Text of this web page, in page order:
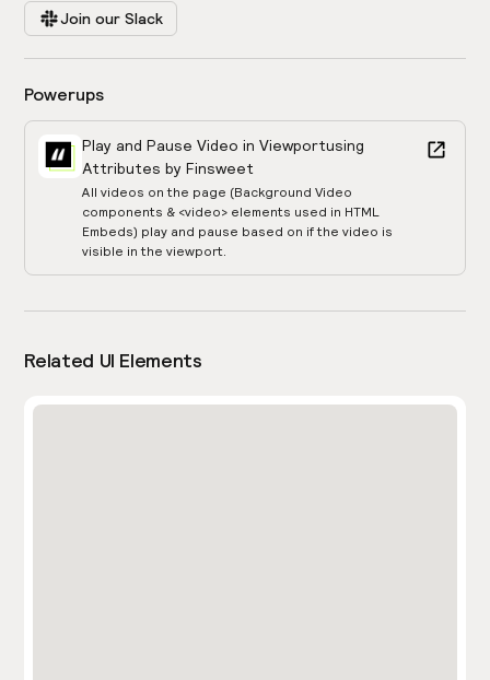
Join our Slack
Powerups
Play and Pause Video in Viewportusing
Attributes by Finsweet
All videos on the page (Background Video
components & <video> elements used in HTML
Embeds) play and pause based on if the video is
visible in the viewport.
Related UI Elements